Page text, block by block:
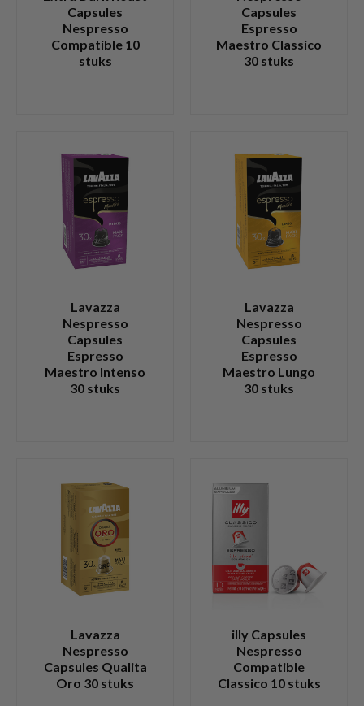
Capsules
Nespresso
Compatible 10
stuks
Capsules
Espresso
Maestro Classico
30 stuks
Lavazza
Nespresso
Capsules
Espresso
Maestro Intenso
30 stuks
Lavazza
Nespresso
Capsules
Espresso
Maestro Lungo
30 stuks
Lavazza
Nespresso
Capsules Qualita
Oro 30 stuks
illy Capsules
Nespresso
Compatible
Classico 10 stuks